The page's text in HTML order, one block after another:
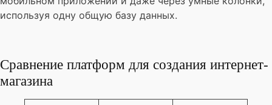
используя одну общую базу данных.
Сравнение платформ для создания интернет-
магазина